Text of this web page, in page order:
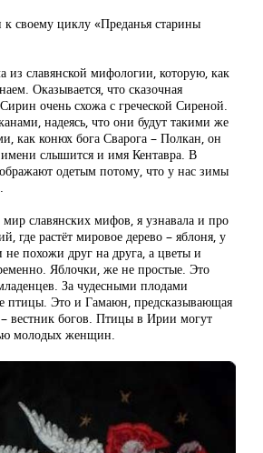
своему циклу «Преданья старины
славянской мифологии, которую, как
Оказывается, что сказочная
очень схожа с греческой Сиреной.
надеясь, что они будут такими же
как конюх бога Сварога – Полкан, он
слышится и имя Кентавра. В
одетым потому, что у нас зимы
славянских мифов, я узнавала и про
где растёт мировое дерево – яблоня, у
не похожи друг на друга, а цветы и
Яблочки, же не простые. Это
За чудесными плодами
птицы. Это и Гамаюн, предсказывающая
вестник богов. Птицы в Ирии могут
молодых женщин.